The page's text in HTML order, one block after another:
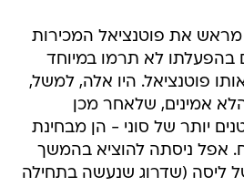
מראש את פוטנציאל המכירות
בהפעלתו לא תרמו במיוחד
פוטנציאל. היו אלה, למשל,
אמינים, שלאחר מכן
יותר של סוני - הן מבחינת
אפל ניסתה להוציא בהמשך
ליסה (שדרוג שנעשה בתחילה